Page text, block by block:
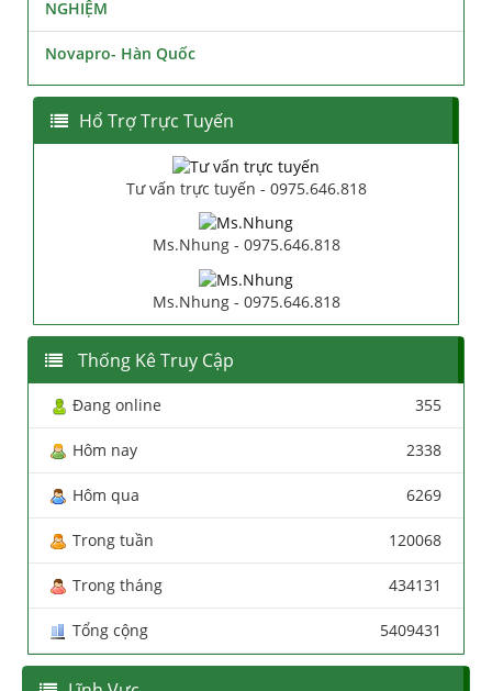
NGHIỆM
Novapro- Hàn Quốc
Hổ Trợ Trực Tuyến
Tư vấn trực tuyến - 0975.646.818
Ms.Nhung - 0975.646.818
Ms.Nhung - 0975.646.818
Thống Kê Truy Cập
Đang online 355
Hôm nay 2338
Hôm qua 6269
Trong tuần 120068
Trong tháng 434131
Tổng cộng 5409431